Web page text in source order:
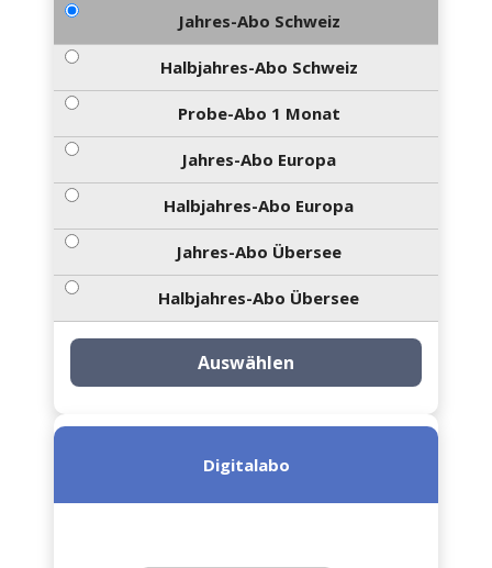
Jahres-Abo Schweiz
Halbjahres-Abo Schweiz
Probe-Abo 1 Monat
Jahres-Abo Europa
Halbjahres-Abo Europa
Jahres-Abo Übersee
Halbjahres-Abo Übersee
Auswählen
Digitalabo